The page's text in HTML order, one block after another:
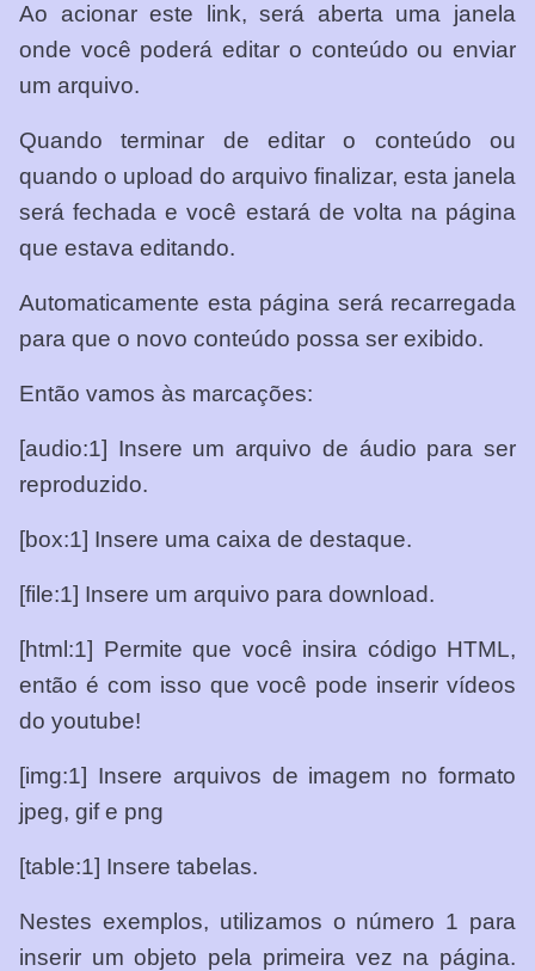
Ao acionar este link, será aberta uma janela
onde você poderá editar o conteúdo ou enviar
um arquivo.
Quando terminar de editar o conteúdo ou
quando o upload do arquivo finalizar, esta janela
será fechada e você estará de volta na página
que estava editando.
Automaticamente esta página será recarregada
para que o novo conteúdo possa ser exibido.
Então vamos às marcações:
[audio:1] Insere um arquivo de áudio para ser
reproduzido.
[box:1] Insere uma caixa de destaque.
[file:1] Insere um arquivo para download.
[html:1] Permite que você insira código HTML,
então é com isso que você pode inserir vídeos
do youtube!
[img:1] Insere arquivos de imagem no formato
jpeg, gif e png
[table:1] Insere tabelas.
Nestes exemplos, utilizamos o número 1 para
inserir um objeto pela primeira vez na página.